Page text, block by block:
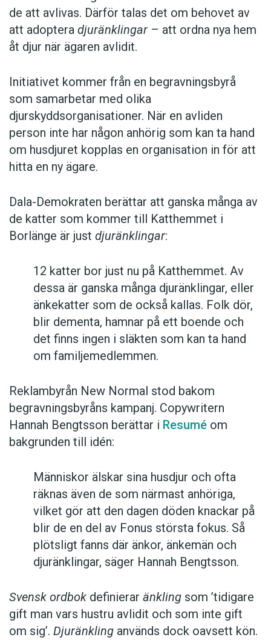
de att avlivas. Därför talas det om behovet av
att adoptera djuränklingar – att ordna nya hem
åt djur när ägaren avlidit.
Initiativet kommer från en begravningsbyrå
som samarbetar med olika
djurskyddsorganisationer. När en avliden
person inte har någon anhörig som kan ta hand
om husdjuret kopplas en organisation in för att
hitta en ny ägare.
Dala-Demokraten berättar att ganska många av
de katter som kommer till Katthemmet i
Borlänge är just djuränklingar:
12 katter bor just nu på Katthemmet. Av
dessa är ganska många djuränklingar, eller
änkekatter som de också kallas. Folk dör,
blir dementa, hamnar på ett boende och
det finns ingen i släkten som kan ta hand
om familjemedlemmen.
Reklambyrån New Normal stod bakom
begravningsbyråns kampanj. Copywritern
Hannah Bengtsson berättar i Resumé om
bakgrunden till idén:
Människor älskar sina husdjur och ofta
räknas även de som närmast anhöriga,
vilket gör att den dagen döden knackar på
blir de en del av Fonus största fokus. Så
plötsligt fanns där änkor, änkemän och
djuränklingar, säger Hannah Bengtsson.
Svensk ordbok definierar änkling som ’tidigare
gift man vars hustru av­lidit och som inte gift
om sig’. Djuränkling används dock oavsett kön.